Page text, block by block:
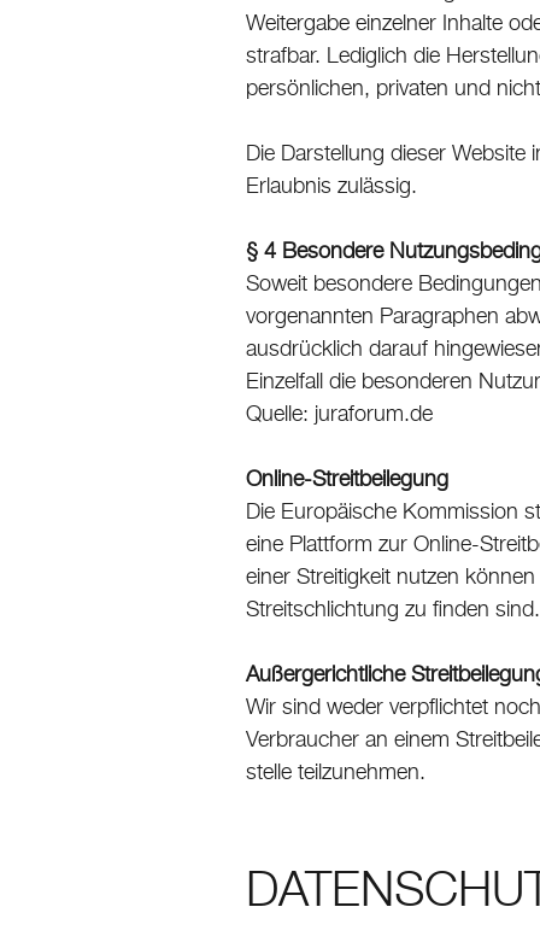
Weitergabe einzelner Inhalte
strafbar. Lediglich die
persönlichen, privaten und
Die Darstellung dieser
Erlaubnis zulässig.
§ 4 Besondere
Soweit besondere
vorgenannten Paragraphen
ausdrücklich darauf
Einzelfall die besonderen
Quelle: juraforum.de
Online-Streitbeilegung
Die Europäische Kommission
eine Plattform zur Online-
einer Streitigkeit nutzen
Streitschlichtung zu finden sind.
Außergerichtliche
Wir sind weder verpflichtet
Verbraucher an einem
stelle teilzunehmen.